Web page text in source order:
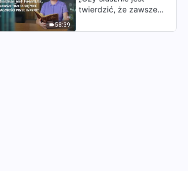
58:39
twierdzić, że zawsze
baczności przed